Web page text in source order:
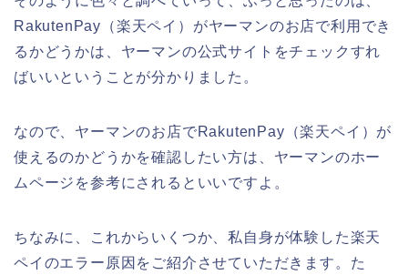
RakutenPay（楽天ペイ）がヤーマンのお店で利用でき
るかどうかは、ヤーマンの公式サイトをチェックすれ
ばいいということが分かりました。
なので、ヤーマンのお店でRakutenPay（楽天ペイ）が
使えるのかどうかを確認したい方は、ヤーマンのホー
ムページを参考にされるといいですよ。
ちなみに、これからいくつか、私自身が体験した楽天
ペイのエラー原因をご紹介させていただきます。た